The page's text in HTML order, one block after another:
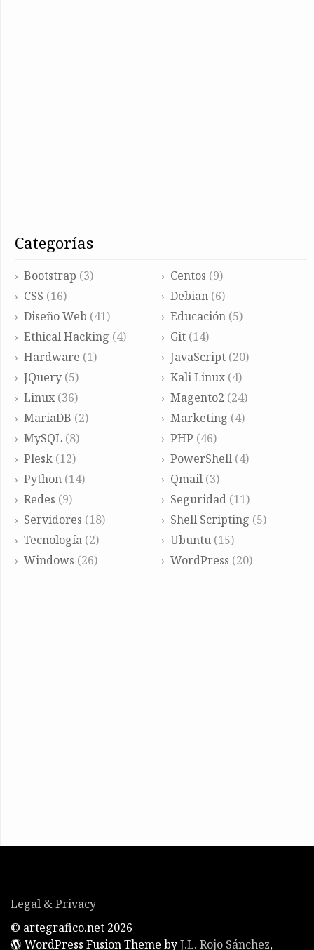
categorías
Bootstrap (3) Centos (9)
CSS (16) Debian(6)
Diseño Web (41) Educación(5)
Ethical Hacking (4) Git(14)
Hardware (1) JavaScript(20)
JQuery (5) Kali Linux(4)
Linux (36) Magento2 (24)
MariaDB (2) Marketing (4)
MySQL (8) PHP (46)
Plesk (12) PowerShell(4)
Python (14) Qmail(3)
Redes (9) Seguridad(11)
Servidores (18) Shell Scripting (5)
Tecnología (2) Ubuntu(15)
Windows (26) WordPress (20)
Legal & Privacy
© artegrafico.net 2026
WordPress Fusion Theme byJ.L. Rojo Sánchez,